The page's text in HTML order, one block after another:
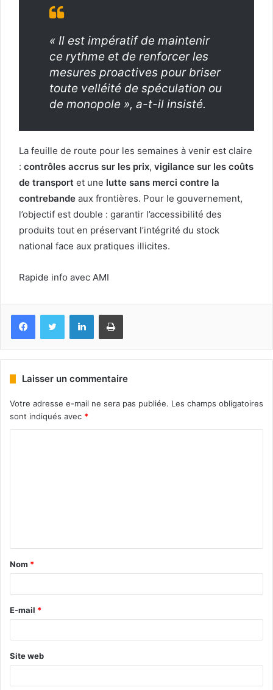
« Il est impératif de maintenir
ce rythme et de renforcer les
mesures proactives pour briser
toute velléité de spéculation ou
de monopole », a-t-il insisté.
La feuille de route pour les semaines à venir est claire
: contrôles accrus sur les prix, vigilance sur les coûts
de transport et une lutte sans merci contre la
contrebande aux frontières. Pour le gouvernement,
l’objectif est double : garantir l’accessibilité des
produits tout en préservant l’intégrité du stock
national face aux pratiques illicites.
Rapide info avec AMI
FacebookTwitter LinkedinImprimer
Laisser un commentaire
Votre adresse e-mail ne sera pas publiée. Les champs obligatoires
sont indiqués avec *
Nom *
E-mail *
Site web